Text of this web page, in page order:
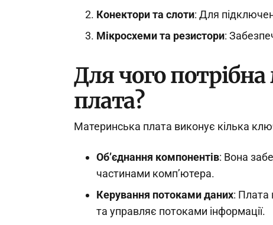
Конектори та слоти: Для
Мікросхеми та резистори:
Для чого
плата?
Материнська плата виконує кілька
Об’єднання компонентів: Вона
частинами комп’ютера.
Керування потоками даних: Плата
та управляє потоками інформації.